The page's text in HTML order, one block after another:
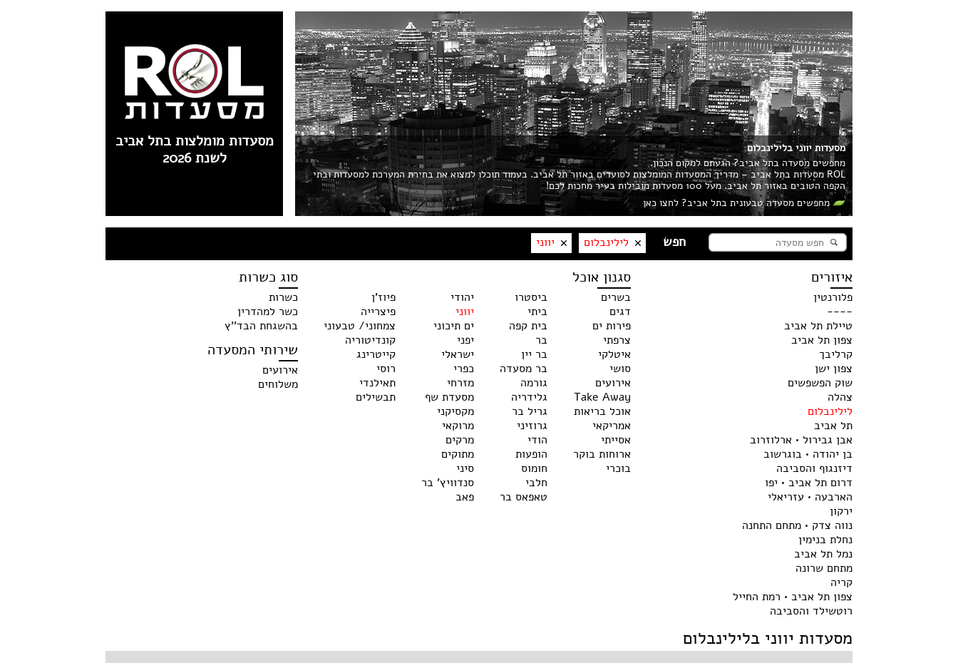
מסעדות מומלצות בתל אביב
לשנת 2026
מסעדות יווני בלילינבלום
מחפשים מסעדה בתל אביב? הגעתם למקום הנכון.
ROL מסעדות בתל אביב – מדריך המסעדות המומלצות לסועדים באזור תל אביב. בעמוד תוכלו למצוא את בחירת המערכת למסעדות ובתי
הקפה הטובים באזור תל אביב. מעל 100 מסעדות מובילות בעיר מחכות לכם!
מחפשים מסעדה טבעונית בתל אביב? לחצו כאן
לילינבלום יווני
איזורים
פלורנטין
----
טיילת תל אביב
צפון תל אביב
קרליבך
צפון ישן
שוק הפשפשים
צהלה
לילינבלום
תל אביב
אבן גבירול • ארלוזרוב
בן יהודה • בוגרשוב
דיזנגוף והסביבה
דרום תל אביב • יפו
הארבעה • עזריאלי
ירקון
נווה צדק • מתחם התחנה
נחלת בנימין
נמל תל אביב
מתחם שרונה
קריה
צפון תל אביב • רמת החייל
רוטשילד והסביבה
סגנון אוכל
בשרים
דגים
פירות ים
צרפתי
איטלקי
סושי
אירועים
Take Away
אוכל בריאות
אמריקאי
אסייתי
ארוחות בוקר
בוכרי
ביסטרו
ביתי
בית קפה
בר
בר יין
בר מסעדה
גורמה
גלידריה
גריל בר
גרוזיני
הודי
הופעות
חומוס
חלבי
טאפאס בר
יהודי
יווני
ים תיכוני
יפני
ישראלי
כפרי
מזרחי
מסעדת שף
מקסיקני
מרוקאי
מרקים
מתוקים
סיני
סנדוויץ' בר
פאב
פיוז'ן
פיצרייה
צמחוני/ טבעוני
קונדיטוריה
קייטרינג
רוסי
תאילנדי
תבשילים
סוג כשרות
כשרות
כשר למהדרין
בהשגחת הבד''ץ
שירותי המסעדה
אירועים
משלוחים
מסעדות יווני בלילינבלום